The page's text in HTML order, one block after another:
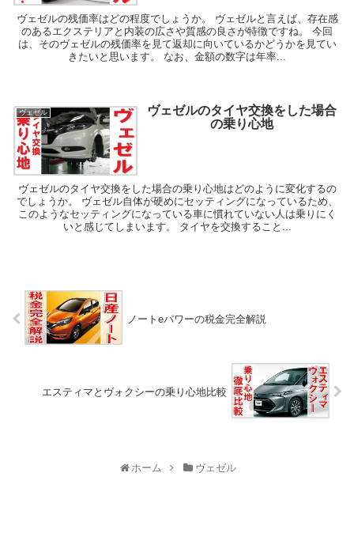
ヴェゼルの残価率はどの程度でしょうか。 ヴェゼルと言えば、存在感
のあるエクステリアと内装の広さや質感の良さが特徴ですね。 今回
は、そのヴェゼルの残価率を見て返却に向いているかどうかを見てい
きたいと思います。 なお、金額の数字は年率...
ヴェゼル
ヴェゼルのタイヤ交換をした場合
の乗り心地
ヴェゼルのタイヤ交換をした場合の乗り心地はどのように変化するの
でしょうか。 ヴェゼル自体が硬めにセッティングになっているため、
このようなセッティングになっている車に慣れていない人は乗りにく
いと感じてしまいます。 タイヤを交換すること...
ノートeパワーの税金完全解説
エスティマとヴォクシーの乗り心地比較
ホーム ヴェゼル